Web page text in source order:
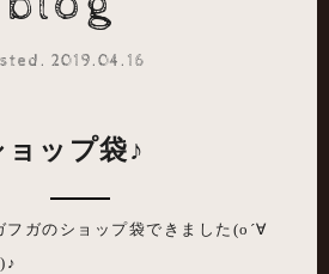
2019.04.16
ョップ袋♪
フガのショップ袋できました(o´∀